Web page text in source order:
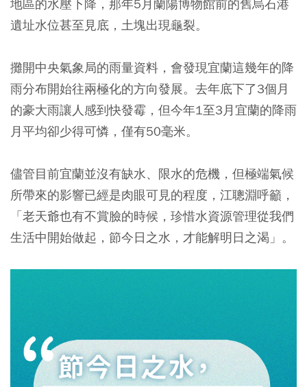
地區的水壓下降，那年5月蘭陽博物館前的舊烏石港
遺址水位甚至見底，土塊出現龜裂。
攤開中央氣象局的雨量資料，會發現宜蘭這幾年的降
雨分布開始往兩極化的方向發展。去年底下了3個月
的豪大雨讓人感到快發霉，但今年1至3月宜蘭的降雨
月平均卻少得可憐，僅有50毫米。
儘管目前宜蘭並沒有缺水、限水的危機，但極端氣候
所帶來的影響已經是肉眼可見的程度，江聰淵呼籲，
「老天爺也有不賞臉的時候，珍惜水資源管理從我們
生活中開始做起，節今日之水，才能解明日之渴」。